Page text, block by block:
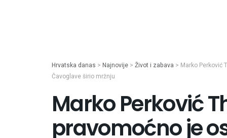
Hrvatska danas > Najnovije > Život i zabava > Marko Perković
Čavoglave širio mržnju
Marko Perković
pravomoćno je